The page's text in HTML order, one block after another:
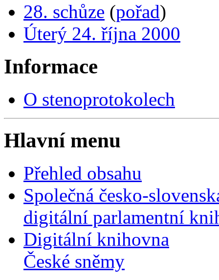
28. schůze (pořad)
Úterý 24. října 2000
Informace
O stenoprotokolech
Hlavní menu
Přehled obsahu
Společná česko-
digitální parlamentní
Digitální knihovna
České sněmy